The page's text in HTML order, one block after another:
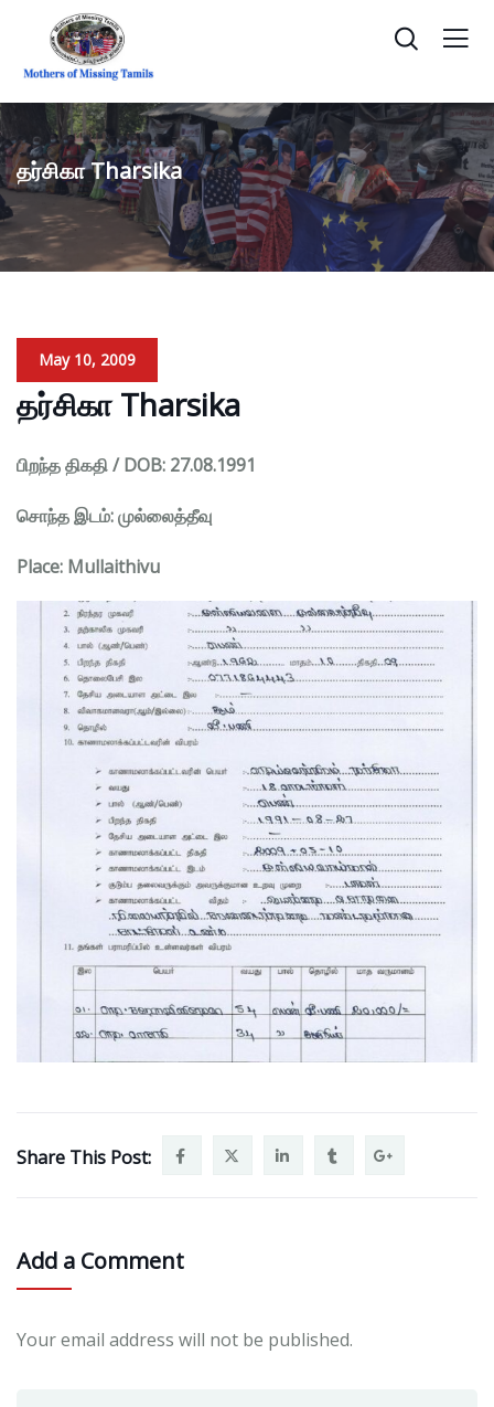
தர்சிகா Tharsika
May 10, 2009
தர்சிகா Tharsika
பிறந்த திகதி / DOB: 27.08.1991
சொந்த இடம்: முல்லைத்தீவு
Place: Mullaithivu
Share This Post:
Add a Comment
Your email address will not be published.